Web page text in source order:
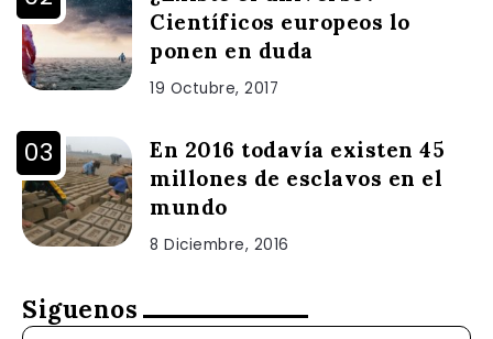
Científicos europeos lo
ponen en duda
19 Octubre, 2017
En 2016 todavía existen 45
millones de esclavos en el
mundo
8 Diciembre, 2016
Siguenos